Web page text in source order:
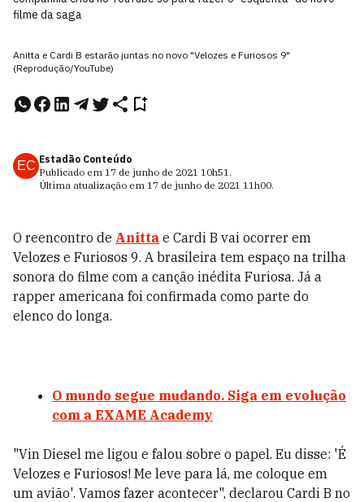
filme da saga
Anitta e Cardi B estarão juntas no novo "Velozes e Furiosos 9"
(Reprodução/YouTube)
EC Estadão Conteúdo
Publicado em 17 de junho de 2021 10h51.
Última atualização em 17 de junho de 2021 11h00.
O reencontro de Anitta e Cardi B vai ocorrer em
Velozes e Furiosos 9. A brasileira tem espaço na trilha
sonora do filme com a canção inédita Furiosa. Já a
rapper americana foi confirmada como parte do
elenco do longa.
O mundo segue mudando. Siga em evolução
com a EXAME Academy
"Vin Diesel me ligou e falou sobre o papel. Eu disse: 'É
Velozes e Furiosos! Me leve para lá, me coloque em
um avião'. Vamos fazer acontecer", declarou Cardi B no